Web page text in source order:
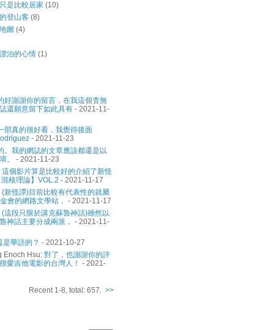
是比較居家 (10)
登山客 (8)
圖 (4)
泊的心情 (1)
好謝謝你的留言，在我這個杳無
還願意留下如此具有 - 2021-11-
部真的很好看，我覺得後面
- 2021-11-23
。我的網誌的文章應該都還是以
。
- 2021-11-23
這個影片算是比較好的介紹了新怪
核理論】VOL.2 - 2021-11-17
(新怪譚)目前比較有代表性的就屬
會的網路文學站， - 2021-11-17
(這段只限於講克蘇魯神話)雖然以
神話主要分成兩派， - 2021-11-
是華語的？ - 2021-10-27
Enoch Hsu: 對了，也謝謝你的評
愛吉他電影的台灣人！ - 2021-
Recent 1-8, total: 657. >>